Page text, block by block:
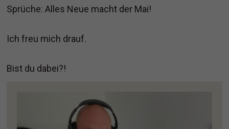
Sprüche: Alles Neue macht der Mai!
Ich freu mich drauf.
Bist du dabei?!